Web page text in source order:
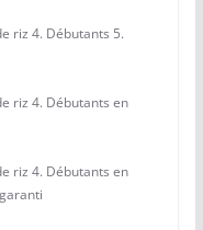
riz 4. Débutants 5.
riz 4. Débutants en
riz 4. Débutants en